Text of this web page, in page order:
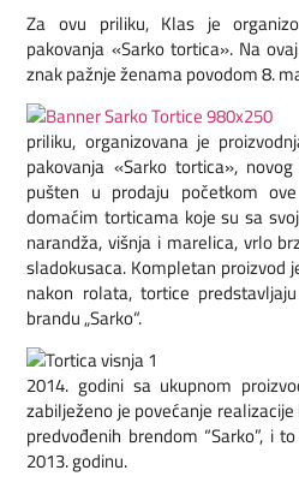
Za ovu priliku, Klas je
pakovanja «Sarko tortica». Na
znak pažnje ženama povodom 8.
priliku, organizovana je
pakovanja «Sarko tortica»,
pušten u prodaju početkom
domaćim torticama koje su sa
narandža, višnja i marelica, vrlo
sladokusaca. Kompletan proizvod
nakon rolata, tortice
brandu „Sarko“.
2014. godini sa ukupnom
zabilježeno je povećanje
predvođenih brendom “Sarko”, i
2013. godinu.